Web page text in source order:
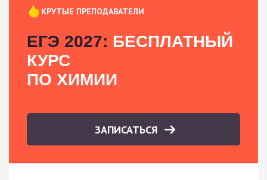
КРУТЫЕ ПРЕПОДАВАТЕЛИ
ЕГЭ 2027: БЕСПЛАТНЫЙ
КУРС
ПО ХИМИИ
ЗАПИСАТЬСЯ